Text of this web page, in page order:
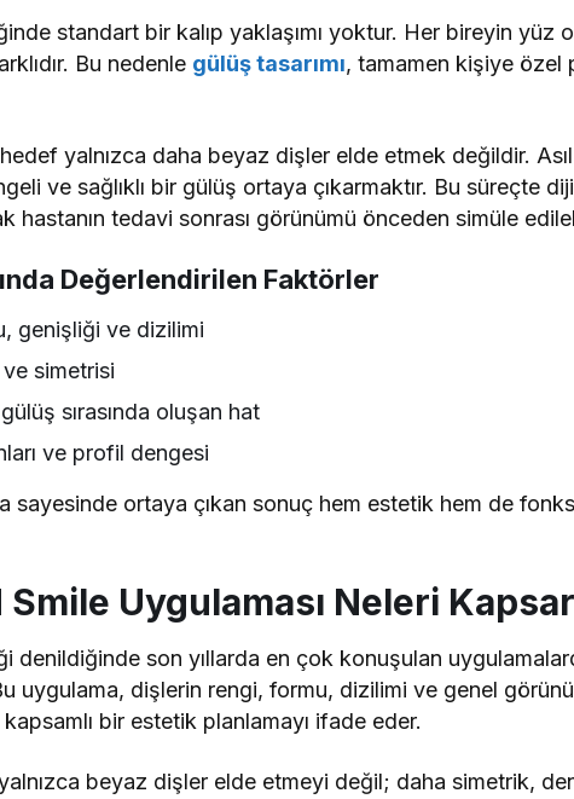
standart bir kalıp yaklaşımı yoktur. Her bireyin yüz
Bu nedenle gülüş tasarımı, tamamen kişiye özel
hedef yalnızca daha beyaz dişler elde etmek değildir.
ve sağlıklı bir gülüş ortaya çıkarmaktır. Bu süreçte
hastanın tedavi sonrası görünümü önceden simüle
Değerlendirilen Faktörler
genişliği ve dizilimi
simetrisi
sırasında oluşan hat
ve profil dengesi
sayesinde ortaya çıkan sonuç hem estetik hem de
Uygulaması Neleri
denildiğinde son yıllarda en çok konuşulan
uygulama, dişlerin rengi, formu, dizilimi ve genel
kapsamlı bir estetik planlamayı ifade eder.
beyaz dişler elde etmeyi değil; daha simetrik,